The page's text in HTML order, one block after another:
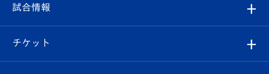
試合情報
クラブ概要
エンブレム紹介
観戦ルール
はじめての観戦ガイド
試合情報
試合日程/結果
チケット